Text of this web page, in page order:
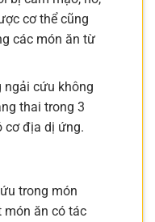
cơ thể cũng
các món ăn từ
cứu không
thai trong 3
cơ địa dị ứng.
trong món
món ăn có tác